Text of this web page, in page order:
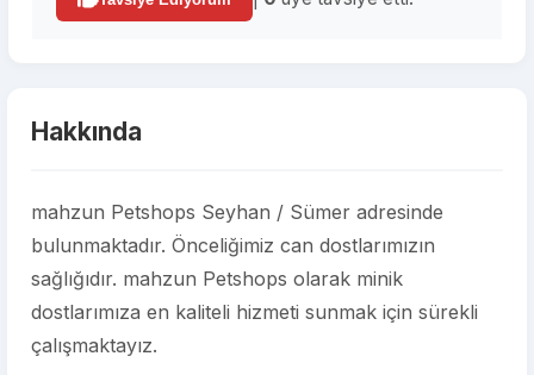
Hakkında
mahzun Petshops Seyhan / Sümer adresinde
bulunmaktadır. Önceliğimiz can dostlarımızın
sağlığıdır. mahzun Petshops olarak minik
dostlarımıza en kaliteli hizmeti sunmak için sürekli
çalışmaktayız.